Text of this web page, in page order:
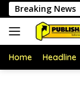
Langsung
ke
konten
Breaking News
Gigi
Home Headline